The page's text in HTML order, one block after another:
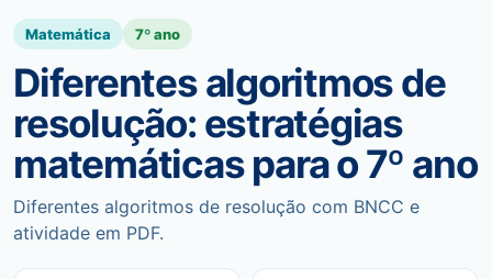
Matemática 7º ano
Diferentes algoritmos de
resolução: estratégias
matemáticas para o 7º ano
Diferentes algoritmos de resolução com BNCC e
atividade em PDF.